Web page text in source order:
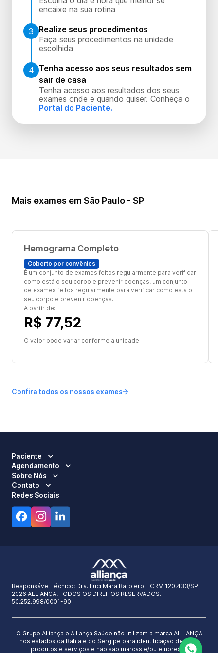
encaixe na sua rotina
3
Realize seus procedimentos
Faça seus procedimentos na unidade
escolhida
4 Tenha acesso aos seus resultados sem
sair de casa
Tenha acesso aos resultados dos seus
exames onde e quando quiser. Conheça o
Portal do Paciente.
Mais exames em São Paulo - SP
Hemograma Completo
Coberto por convênios
É um conjunto de exames feitos regularmente para verificar
como está o seu corpo e prevenir doenças. um conjunto
de exames feitos regularmente para verificar como está o
seu corpo e prevenir doenças.
A partir de:
R$ 77,52
O valor pode variar conforme a unidade
Confira todos os nossos exames
Paciente
Agendamento
Sobre Nós
Contato
Redes Sociais
Responsável Técnico: Dra. Luci Mara Barbiero – CRM 120.433/SP
2026 ALLIANÇA. TODOS OS DIREITOS RESERVADOS.
50.252.998/0001-90
O Grupo Alliança e Alliança Saúde não utilizam a marca ALLIANÇA
nos estados da Bahia e do Sergipe para identificação de seus
produtos e serviços e não são marcas e/ou empresas